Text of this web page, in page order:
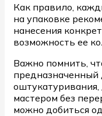
Как правило,
на упаковке
нанесения
возможность ее
Важно помнить,
предназначенный
мастером без
можно добиться